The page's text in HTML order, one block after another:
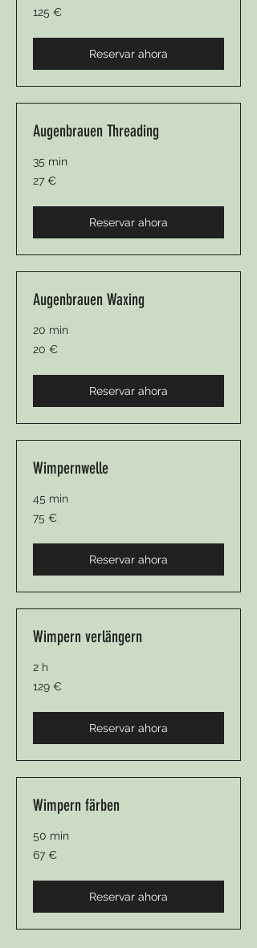
euros
125 €
Reservar ahora
Augenbrauen Threading
35 min
euros
27 €
Reservar ahora
Augenbrauen Waxing
20 min
euros
20 €
Reservar ahora
Wimpernwelle
45 min
euros
75 €
Reservar ahora
Wimpern verlängern
2 h
euros
129 €
Reservar ahora
Wimpern färben
50 min
67
euros
67 €
Reservar ahora